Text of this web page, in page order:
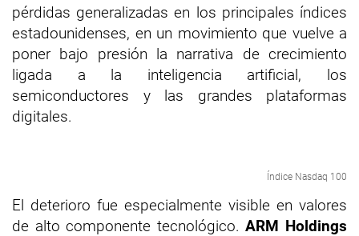
pérdidas generalizadas en los principales índices
estadounidenses, en un movimiento que vuelve a
poner bajo presión la narrativa de crecimiento
ligada a la inteligencia artificial, los
semiconductores y las grandes plataformas
digitales.
Índice Nasdaq 100
El deterioro fue especialmente visible en valores
de alto componente tecnológico.ARM Holdings